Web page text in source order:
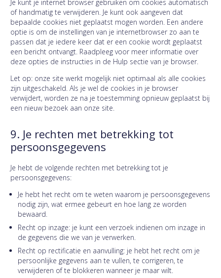
Je kunt je internet browser gebruiken om cookies automatisch
of handmatig te verwijderen. Je kunt ook aangeven dat
bepaalde cookies niet geplaatst mogen worden. Een andere
optie is om de instellingen van je internetbrowser zo aan te
passen dat je iedere keer dat er een cookie wordt geplaatst
een bericht ontvangt. Raadpleeg voor meer informatie over
deze opties de instructies in de Hulp sectie van je browser.
Let op: onze site werkt mogelijk niet optimaal als alle cookies
zijn uitgeschakeld. Als je wel de cookies in je browser
verwijdert, worden ze na je toestemming opnieuw geplaatst bij
een nieuw bezoek aan onze site.
9. Je rechten met betrekking tot
persoonsgegevens
Je hebt de volgende rechten met betrekking tot je
persoonsgegevens:
Je hebt het recht om te weten waarom je persoonsgegevens
nodig zijn, wat ermee gebeurt en hoe lang ze worden
bewaard.
Recht op inzage: je kunt een verzoek indienen om inzage in
de gegevens die we van je verwerken.
Recht op rectificatie en aanvulling: je hebt het recht om je
persoonlijke gegevens aan te vullen, te corrigeren, te
verwijderen of te blokkeren wanneer je maar wilt.